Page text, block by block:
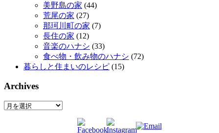
美野島の家 (44)
荒尾の家 (27)
那珂川町の家 (7)
長住の家 (12)
音楽のハナシ (33)
食べ物・飲み物のハナシ (72)
暮らしと住まいのレシピ (15)
Archives
Archives